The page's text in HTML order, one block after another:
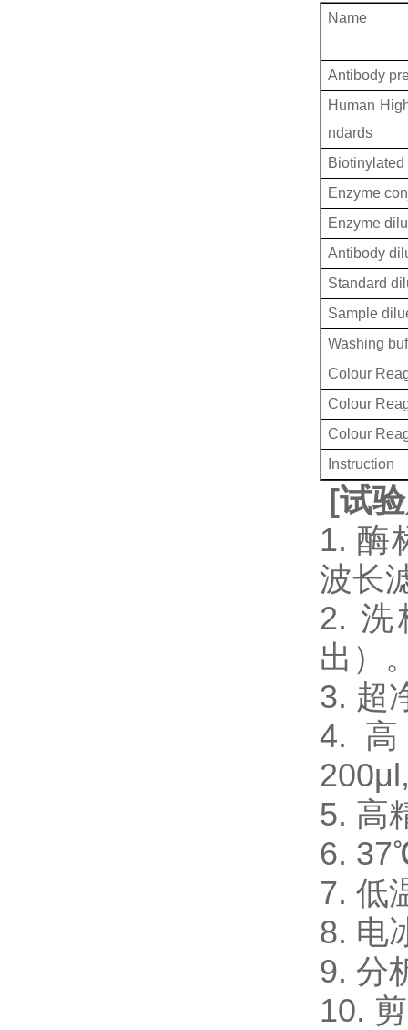
Name
Antibody
Human
ndards
Enzyme
Enzyme
Antibody
Standard
Sample
Washing
Colour
Colour
Colour
Instruction
[试
1. 酶
波长
2. 洗
出）
3. 超
4.
5. 高
6.
7. 低
8. 电
9. 分
10.